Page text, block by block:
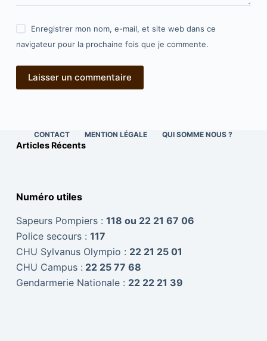
Enregistrer mon nom, e-mail, et site web dans ce
navigateur pour la prochaine fois que je commente.
Laisser un commentaire
CONTACT MENTION LÉGALE QUI SOMME NOUS ?
Articles Récents
Numéro utiles
Sapeurs Pompiers : 118 ou 22 21 67 06
Police secours : 117
CHU Sylvanus Olympio : 22 21 25 01
CHU Campus : 22 25 77 68
Gendarmerie Nationale : 22 22 21 39